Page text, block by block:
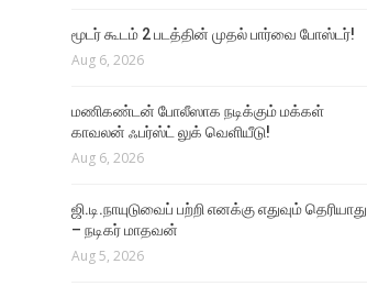
மூடர் கூடம் 2 படத்தின் முதல் பார்வை போஸ்டர்!
Aug 6, 2026
மணிகண்டன் போலீஸாக நடிக்கும் மக்கள்
காவலன் ஃபர்ஸ்ட் லுக் வெளியீடு!
Aug 6, 2026
ஜி.டி.நாயுடுவைப் பற்றி எனக்கு எதுவும் தெரியாது
– நடிகர் மாதவன்
Aug 5, 2026
அண்ட் சன்ஸ் படத்தின் இசை
வெளியீட்டு விழா
LATEST VIDEOS
சின்ன வயசுல சூர்யா சார் மேல
VIDEO SONGS
NEWS
Aug 5, 2026